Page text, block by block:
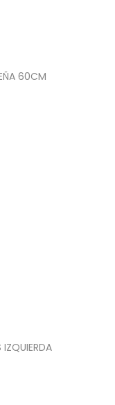
60CM
IZQUIERDA